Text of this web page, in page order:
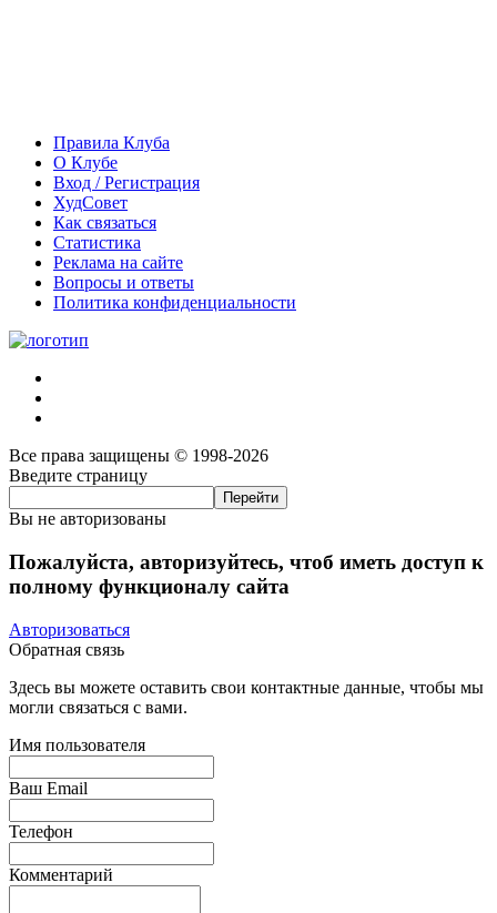
Правила Клуба
О Клубе
Вход / Регистрация
ХудСовет
Как связаться
Статистика
Реклама на сайте
Вопросы и ответы
Политика конфиденциальности
Все права защищены © 1998-2026
Введите страницу
Вы не авторизованы
Пожалуйста, авторизуйтесь, чтоб иметь доступ к
полному функционалу сайта
Авторизоваться
Обратная связь
Здесь вы можете оставить свои контактные данные, чтобы мы
могли связаться с вами.
Имя пользователя
Ваш Email
Телефон
Комментарий